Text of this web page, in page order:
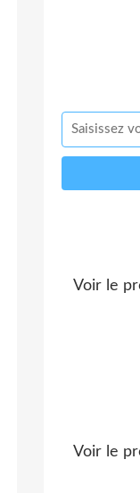
Voir le
Voir le